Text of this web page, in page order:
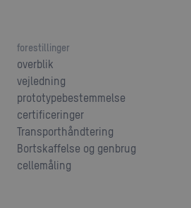
forestillinger
overblik
vejledning
prototypebestemmelse
certificeringer
Transporthåndtering
Bortskaffelse og genbrug
cellemåling